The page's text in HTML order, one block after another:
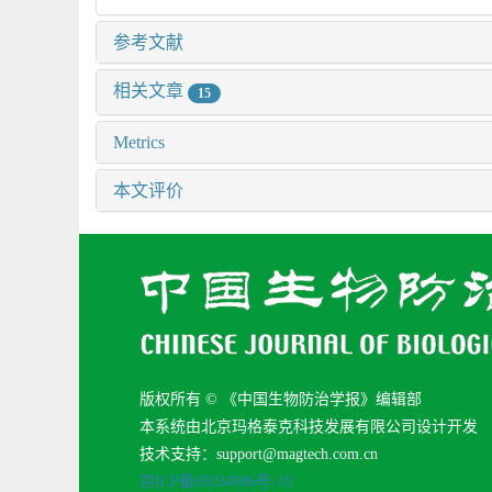
参考文献
相关文章 15
Metrics
本文评价
版权所有 © 《中国生物防治学报》编辑部
本系统由北京玛格泰克科技发展有限公司设计开发
技术支持：support@magtech.com.cn
京ICP备05034986号-10